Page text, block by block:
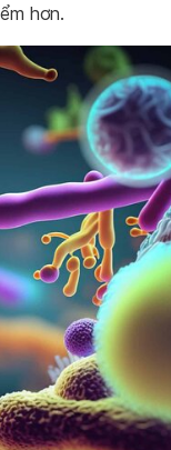
hơn.